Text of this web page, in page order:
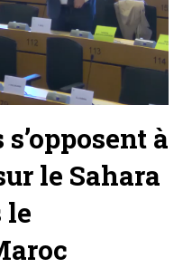
à
le Sahara
le